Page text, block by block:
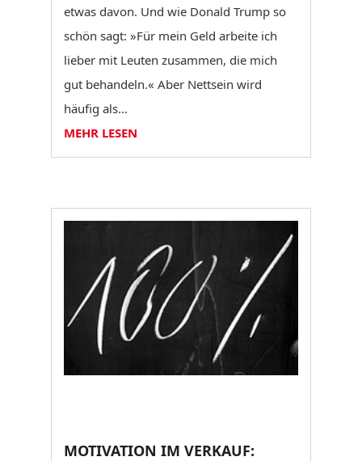
etwas davon. Und wie Donald Trump so
schön sagt: »Für mein Geld arbeite ich
lieber mit Leuten zusammen, die mich
gut behandeln.« Aber Nettsein wird
häufig als...
MEHR LESEN
MOTIVATION IM VERKAUF: